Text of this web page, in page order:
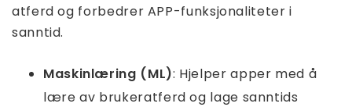
atferd og forbedrer APP-funksjonaliteter i
sanntid.
Maskinlæring (ML): Hjelper apper med å
lære av brukeratferd og lage sanntids